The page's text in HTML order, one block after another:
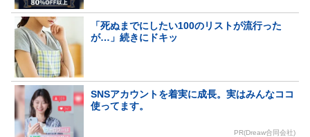
「死ぬまでにしたい100のリストが流行った
が…」続きにドキッ
SNSアカウントを着実に成長。実はみんなココ
使ってます。
PR(Dreaw合同会社)